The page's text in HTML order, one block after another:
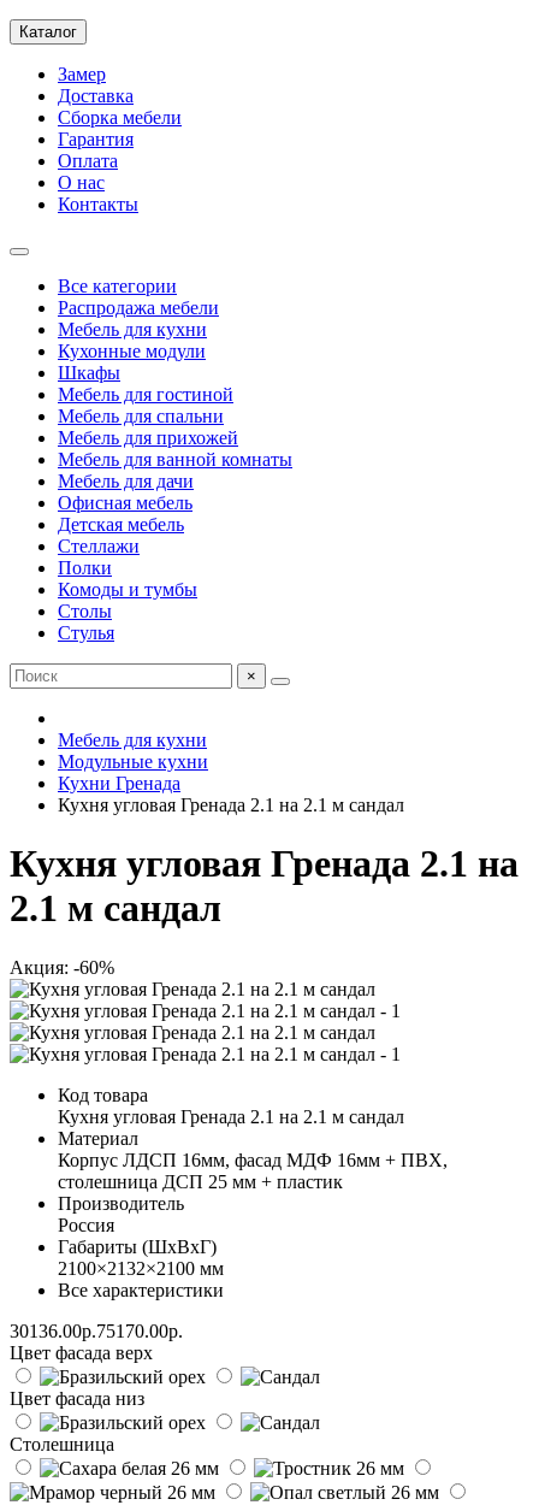
Каталог
Замер
Доставка
Сборка мебели
Гарантия
Оплата
О нас
Контакты
Все категории
Распродажа мебели
Мебель для кухни
Кухонные модули
Шкафы
Мебель для гостиной
Мебель для спальни
Мебель для прихожей
Мебель для ванной комнаты
Мебель для дачи
Офисная мебель
Детская мебель
Стеллажи
Полки
Комоды и тумбы
Столы
Стулья
×
Мебель для кухни
Модульные кухни
Кухни Гренада
Кухня угловая Гренада 2.1 на 2.1 м сандал
Кухня угловая Гренада 2.1 на
2.1 м сандал
Акция: -60%
Код товара
Кухня угловая Гренада 2.1 на 2.1 м сандал
Материал
Корпус ЛДСП 16мм, фасад МДФ 16мм + ПВХ,
столешница ДСП 25 мм + пластик
Производитель
Россия
Габариты (ШхВхГ)
2100×2132×2100 мм
Все характеристики
30136.00р.75170.00р.
Цвет фасада верх
Цвет фасада низ
Столешница